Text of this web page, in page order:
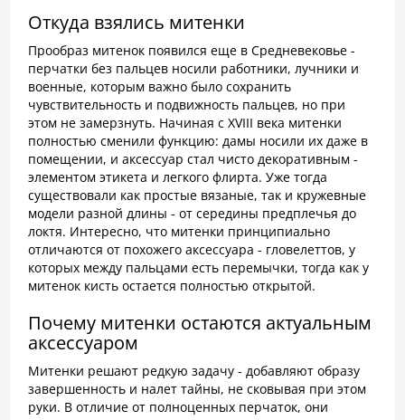
Откуда взялись митенки
Прообраз митенок появился еще в Средневековье -
перчатки без пальцев носили работники, лучники и
военные, которым важно было сохранить
чувствительность и подвижность пальцев, но при
этом не замерзнуть. Начиная с XVIII века митенки
полностью сменили функцию: дамы носили их даже в
помещении, и аксессуар стал чисто декоративным -
элементом этикета и легкого флирта. Уже тогда
существовали как простые вязаные, так и кружевные
модели разной длины - от середины предплечья до
локтя. Интересно, что митенки принципиально
отличаются от похожего аксессуара - гловелеттов, у
которых между пальцами есть перемычки, тогда как у
митенок кисть остается полностью открытой.
Почему митенки остаются актуальным
аксессуаром
Митенки решают редкую задачу - добавляют образу
завершенность и налет тайны, не сковывая при этом
руки. В отличие от полноценных перчаток, они